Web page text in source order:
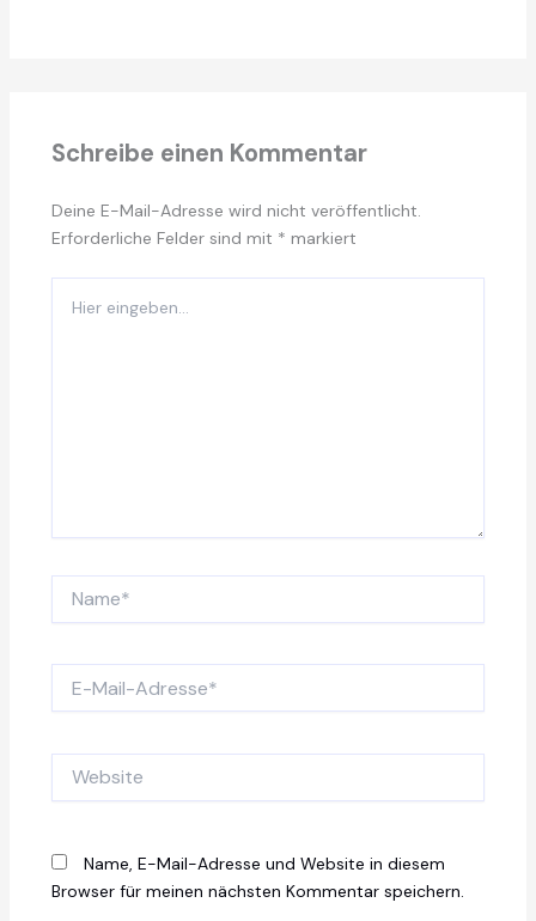
Schreibe einen Kommentar
Deine E-Mail-Adresse wird nicht veröffentlicht.
Erforderliche Felder sind mit * markiert
eingeben…
Mail-
Name, E-Mail-Adresse und Website in diesem
Browser für meinen nächsten Kommentar speichern.